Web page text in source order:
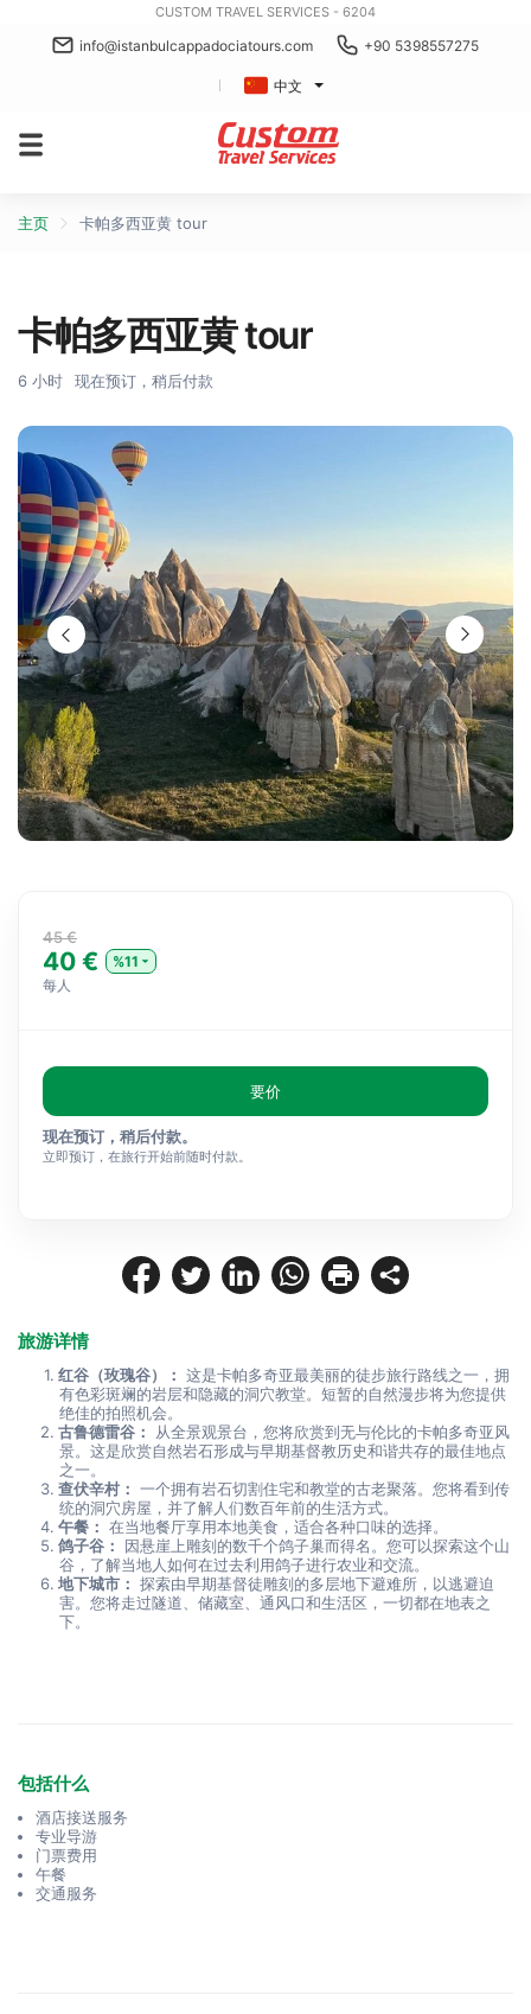
CUSTOM TRAVEL SERVICES - 6204
info@istanbulcappadociatours.com +90 5398557275
中文
主页 卡帕多西亚黄 tour
旅游详情
红谷（玫瑰谷）： 这是卡帕多奇亚最美丽的徒步旅行路线之一，拥
有色彩斑斓的岩层和隐藏的洞穴教堂。短暂的自然漫步将为您提供
绝佳的拍照机会。
古鲁德雷谷：
从全景观景台，您将欣赏到无与伦比的卡帕多奇亚风
景。这是欣赏自然岩石形成与早期基督教历史和谐共存的最佳地点
之一。
查伏辛村： 一个拥有岩石切割住宅和教堂的古老聚落。您将看到传
统的洞穴房屋，并了解人们数百年前的生活方式。
午餐： 在当地餐厅享用本地美食，适合各种口味的选择。
鸽子谷：
因悬崖上雕刻的数千个鸽子巢而得名。您可以探索这个山
谷，了解当地人如何在过去利用鸽子进行农业和交流。
地下城市： 探索由早期基督徒雕刻的多层地下避难所，以逃避迫
害。您将走过隧道、储藏室、通风口和生活区，一切都在地表之
下。
包括什么
酒店接送服务
专业导游
门票费用
午餐
交通服务
卡帕多西亚黄 tour
6 小时 现在预订，稍后付款
45 €
40 €
%11
每人
要价
现在预订，稍后付款。
立即预订，在旅行开始前随时付款。